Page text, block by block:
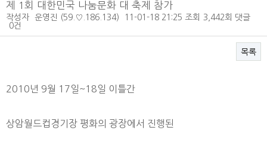
제 1회 대한민국 나눔문화 대 축제 참가
작성자 운영진 (59.♡.186.134) 11-01-18 21:25 조회 3,442회 댓글
0건
목록
2010년 9월 17일~18일 이틀간
상암월드컵경기장 평화의 광장에서 진행된